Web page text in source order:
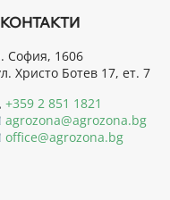
КОНТАКТИ
София, 1606
Христо Ботев 17, ет. 7
+359 2 851 1821
agrozona@agrozona.bg
office@agrozona.bg